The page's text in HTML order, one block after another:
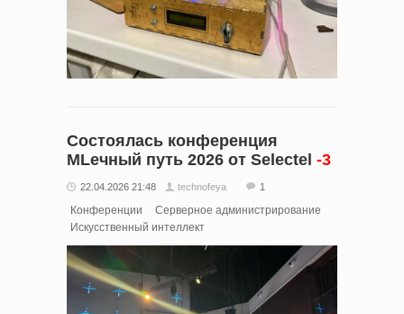
Состоялась конференция
MLечный путь 2026 от Selectel -3
22.04.2026 21:48 technofeya 1
Конференции
Серверное администрирование
Искусственный интеллект